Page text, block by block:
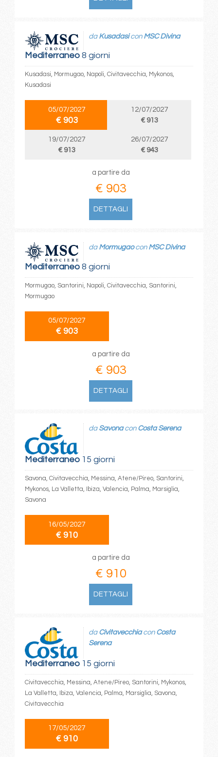
Mediterraneo8 giorni
da Kusadasicon MSC Divina
Kusadasi, Mormugao, Napoli, Civitavecchia, Mykonos,
Kusadasi
05/07/2027
€ 903
12/07/2027
€ 913
19/07/2027
€ 913
26/07/2027
€ 943
a partire da
€ 903
DETTAGLI
Mediterraneo8 giorni
da Mormugaocon MSC Divina
Mormugao, Santorini, Napoli, Civitavecchia, Santorini,
Mormugao
05/07/2027
€ 903
a partire da
€ 903
DETTAGLI
Mediterraneo15 giorni
da Savonacon Costa Serena
Savona, Civitavecchia, Messina, Atene/Pireo, Santorini,
Mykonos, La Valletta, Ibiza, Valencia, Palma, Marsiglia,
Savona
16/05/2027
€ 910
a partire da
€ 910
DETTAGLI
Mediterraneo15 giorni
da Civitavecchiacon Costa
Serena
Civitavecchia, Messina, Atene/Pireo, Santorini, Mykonos,
La Valletta, Ibiza, Valencia, Palma, Marsiglia, Savona,
Civitavecchia
17/05/2027
€ 910